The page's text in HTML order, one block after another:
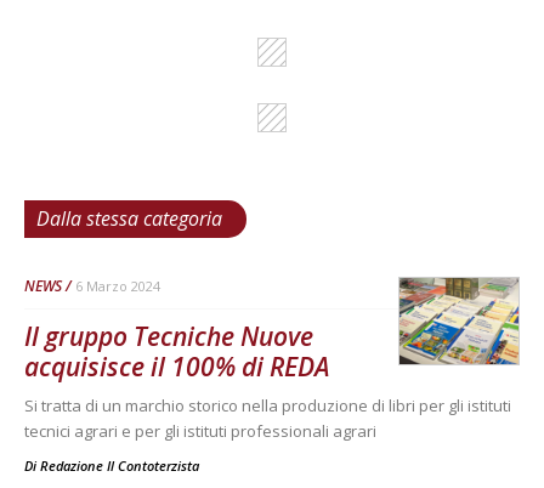
Dalla stessa categoria
NEWS 6 Marzo 2024
Il gruppo Tecniche Nuove
acquisisce il 100% di REDA
Si tratta di un marchio storico nella produzione di libri per gli istituti
tecnici agrari e per gli istituti professionali agrari
Di Redazione Il Contoterzista